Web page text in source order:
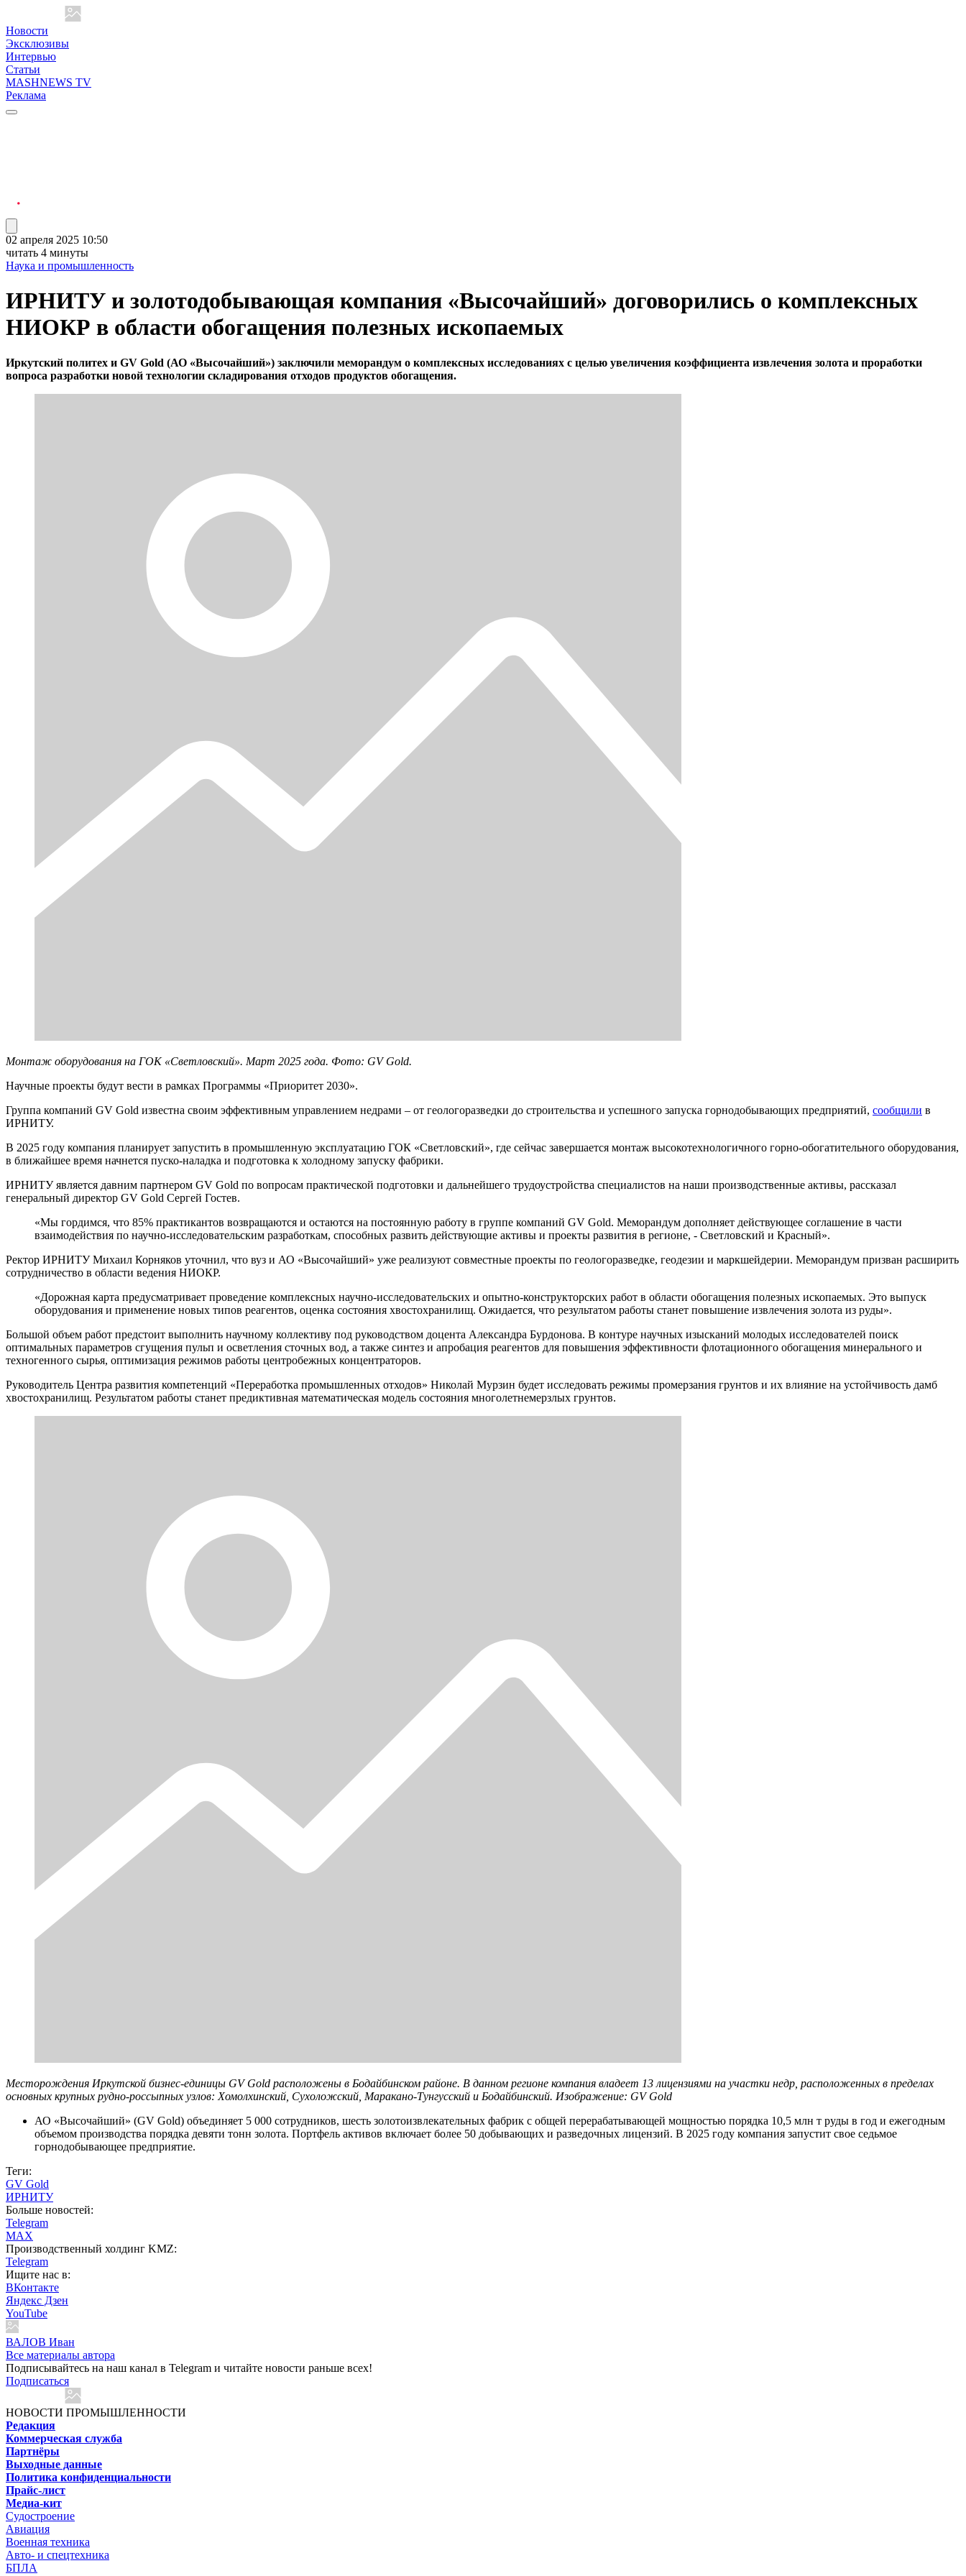
Новости
Эксклюзивы
Интервью
Статьи
MASHNEWS TV
Реклама
02 апреля 2025 10:50
читать 4 минуты
Наука и промышленность
ИРНИТУ и золотодобывающая компания «Высочайший» договорились о комплексных
НИОКР в области обогащения полезных ископаемых
Иркутский политех и GV Gold (АО «Высочайший») заключили меморандум о комплексных исследованиях с целью увеличения коэффициента извлечения золота и проработки
вопроса разработки новой технологии складирования отходов продуктов обогащения.
Монтаж оборудования на ГОК «Светловский». Март 2025 года. Фото: GV Gold.
Научные проекты будут вести в рамках Программы «Приоритет 2030».
Группа компаний GV Gold известна своим эффективным управлением недрами – от геологоразведки до строительства и успешного запуска горнодобывающих предприятий, сообщили в
ИРНИТУ.
В 2025 году компания планирует запустить в промышленную эксплуатацию ГОК «Светловский», где сейчас завершается монтаж высокотехнологичного горно-обогатительного оборудования,
в ближайшее время начнется пуско-наладка и подготовка к холодному запуску фабрики.
ИРНИТУ является давним партнером GV Gold по вопросам практической подготовки и дальнейшего трудоустройства специалистов на наши производственные активы, рассказал
генеральный директор GV Gold Сергей Гостев.
«Мы гордимся, что 85% практикантов возвращаются и остаются на постоянную работу в группе компаний GV Gold. Меморандум дополняет действующее соглашение в части
взаимодействия по научно-исследовательским разработкам, способных развить действующие активы и проекты развития в регионе, - Светловский и Красный».
Ректор ИРНИТУ Михаил Корняков уточнил, что вуз и АО «Высочайший» уже реализуют совместные проекты по геологоразведке, геодезии и маркшейдерии. Меморандум призван расширить
сотрудничество в области ведения НИОКР.
«Дорожная карта предусматривает проведение комплексных научно-исследовательских и опытно-конструкторских работ в области обогащения полезных ископаемых. Это выпуск
оборудования и применение новых типов реагентов, оценка состояния хвостохранилищ. Ожидается, что результатом работы станет повышение извлечения золота из руды».
Большой объем работ предстоит выполнить научному коллективу под руководством доцента Александра Бурдонова. В контуре научных изысканий молодых исследователей поиск
оптимальных параметров сгущения пульп и осветления сточных вод, а также синтез и апробация реагентов для повышения эффективности флотационного обогащения минерального и
техногенного сырья, оптимизация режимов работы центробежных концентраторов.
Руководитель Центра развития компетенций «Переработка промышленных отходов» Николай Мурзин будет исследовать режимы промерзания грунтов и их влияние на устойчивость дамб
хвостохранилищ. Результатом работы станет предиктивная математическая модель состояния многолетнемерзлых грунтов.
Месторождения Иркутской бизнес-единицы GV Gold расположены в Бодайбинском районе. В данном регионе компания владеет 13 лицензиями на участки недр, расположенных в пределах
основных крупных рудно-россыпных узлов: Хомолхинский, Сухоложский, Маракано-Тунгусский и Бодайбинский. Изображение: GV Gold
АО «Высочайший» (GV Gold) объединяет 5 000 сотрудников, шесть золотоизвлекательных фабрик с общей перерабатывающей мощностью порядка 10,5 млн т руды в год и ежегодным
объемом производства порядка девяти тонн золота. Портфель активов включает более 50 добывающих и разведочных лицензий. В 2025 году компания запустит свое седьмое
горнодобывающее предприятие.
Теги:
GV Gold
ИРНИТУ
Больше новостей:
Telegram
MAX
Производственный холдинг KMZ:
Telegram
Ищите нас в:
ВКонтакте
Яндекс Дзен
YouTube
ВАЛОВ Иван
Все материалы автора
Подписывайтесь на наш канал в Telegram и читайте новости раньше всех!
Подписаться
НОВОСТИ ПРОМЫШЛЕННОСТИ
Редакция
Коммерческая служба
Партнёры
Выходные данные
Политика конфиденциальности
Прайс-лист
Медиа-кит
Судостроение
Авиация
Военная техника
Авто- и спецтехника
БПЛА